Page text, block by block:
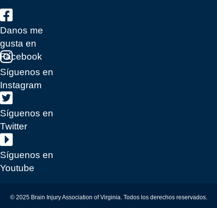
Danos me
gusta en
Facebook
Síguenos en
Instagram
Síguenos en
Twitter
Síguenos en
Youtube
© 2025 Brain Injury Association of Virginia. Todos los derechos reservados.